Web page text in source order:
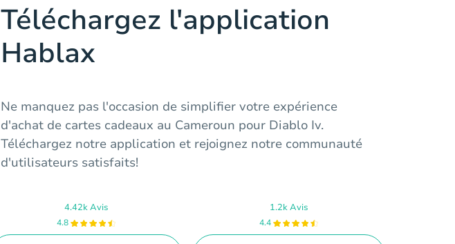
Téléchargez l'application
Hablax
Ne manquez pas l'occasion de simplifier votre expérience
d'achat de cartes cadeaux au Cameroun pour Diablo Iv.
Téléchargez notre application et rejoignez notre communauté
d'utilisateurs satisfaits!
4.42k Avis
4.8
1.2k Avis
4.4